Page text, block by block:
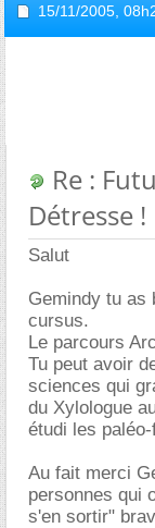
15/11/2005,
Re :
Détresse !
Salut
Gemindy tu as
cursus.
Le parcours
Tu peut avoir
sciences qui
du Xylologue
étudi les
Au fait merci
personnes qui
s'en sortir"